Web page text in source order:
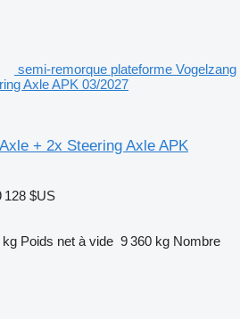
semi-remorque plateforme Vogelzang
Axle APK 03/2027
+ 2x Steering Axle APK
128 $US
kg Poids net à vide 9 360 kg Nombre